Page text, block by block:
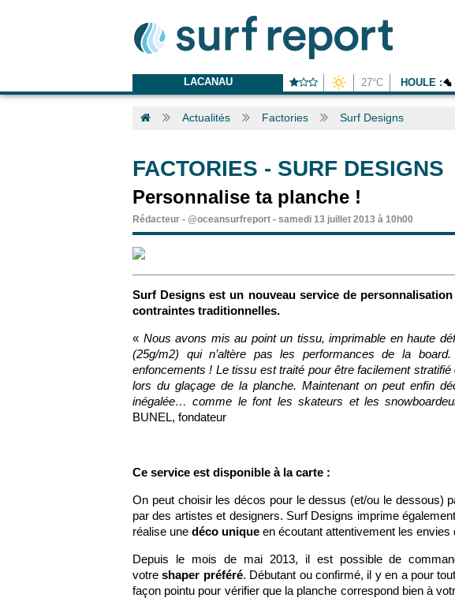
LACANAU 27°C HOULE :
Actualités Factories Surf Designs
FACTORIES - SURF DESIGNS
Personnalise ta planche !
Rédacteur - @oceansurfreport - samedi 13 juillet 2013 à 10h00
Surf Designs est un nouveau service de
contraintes traditionnelles.
« Nous avons mis au point un tissu, imprimable en haute
(25g/m2) qui n’altère pas les performances de la
enfoncements ! Le tissu est traité pour être facilement
lors du glaçage de la planche. Maintenant on peut enfin
inégalée… comme le font les skateurs et les
BUNEL, fondateur
Ce service est disponible à la carte :
On peut choisir les décos pour le dessus (et/ou le dessous)
par des artistes et designers. Surf Designs imprime également
réalise une déco unique en écoutant attentivement les envies
Depuis le mois de mai 2013, il est possible de
votreshaper préféré. Débutant ou confirmé, il y en a pour
façon pointu pour vérifier que la planche correspond bien à